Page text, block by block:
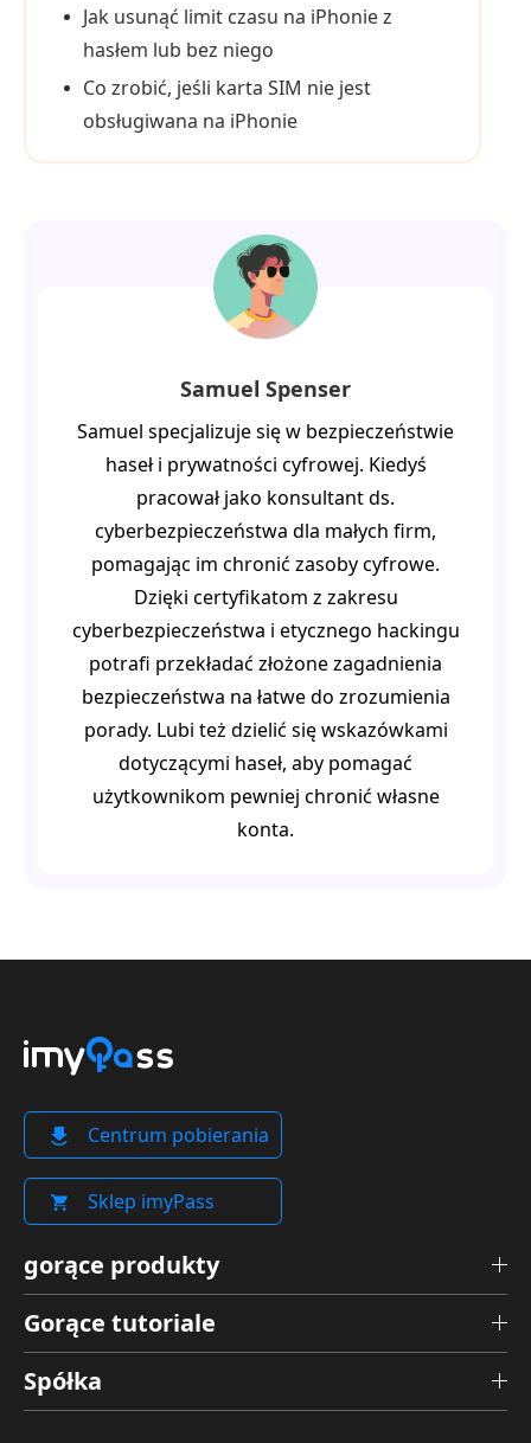
Jak usunąć limit czasu na iPhonie z
hasłem lub bez niego
Co zrobić, jeśli karta SIM nie jest
obsługiwana na iPhonie
Samuel Spenser
Samuel specjalizuje się w bezpieczeństwie
haseł i prywatności cyfrowej. Kiedyś
pracował jako konsultant ds.
cyberbezpieczeństwa dla małych firm,
pomagając im chronić zasoby cyfrowe.
Dzięki certyfikatom z zakresu
cyberbezpieczeństwa i etycznego hackingu
potrafi przekładać złożone zagadnienia
bezpieczeństwa na łatwe do zrozumienia
porady. Lubi też dzielić się wskazówkami
dotyczącymi haseł, aby pomagać
użytkownikom pewniej chronić własne
konta.
Centrum pobierania
Sklep imyPass
gorące produkty
Gorące tutoriale
Spółka